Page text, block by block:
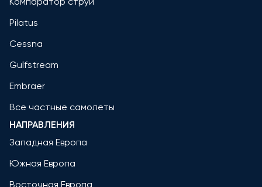
Pilatus
Cessna
Gulfstream
Embraer
Все частные самолеты
НАПРАВЛЕНИЯ
Западная Европа
Южная Европа
Восточная Европа